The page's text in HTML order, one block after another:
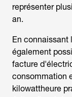
représenter
an.
En connaissant
également
facture
consommation
kilowattheure